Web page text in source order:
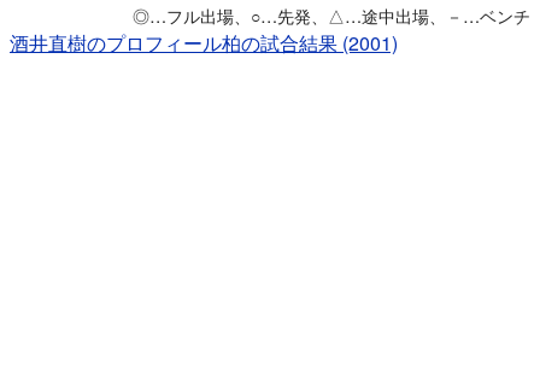
◎…フル出場、 ○…先発、 △…途中出場、 － …ベンチ
酒井直樹のプロフィール柏の試合結果 (2001)